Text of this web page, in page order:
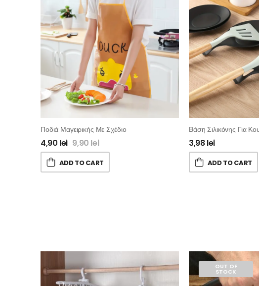
Ποδιά Μαγειρικής Με Σχέδιο
4,90 lei 9,90lei
ADD TO CART
Βάση Σιλικόνης Για
3,98lei
ADD TO CART
OUT OF
STOCK